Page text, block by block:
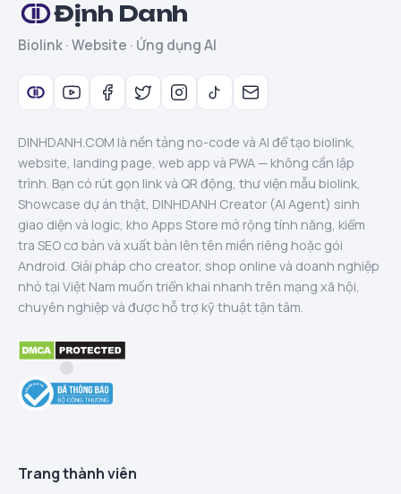
Định Danh
Biolink · Website · Ứng dụng AI
DINHDANH.COM là nền tảng no-code và AI để tạo biolink,
website, landing page, web app và PWA — không cần lập
trình. Bạn có rút gọn link và QR động, thư viện mẫu biolink,
Showcase dự án thật, DINHDANH Creator (AI Agent) sinh
giao diện và logic, kho Apps Store mở rộng tính năng, kiểm
tra SEO cơ bản và xuất bản lên tên miền riêng hoặc gói
Android. Giải pháp cho creator, shop online và doanh nghiệp
nhỏ tại Việt Nam muốn triển khai nhanh trên mạng xã hội,
chuyên nghiệp và được hỗ trợ kỹ thuật tận tâm.
Trang thành viên